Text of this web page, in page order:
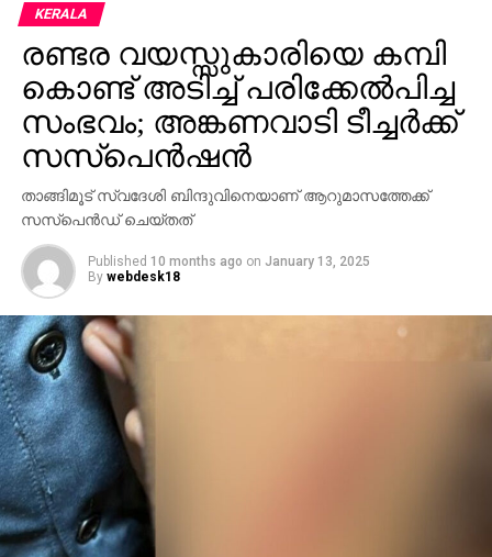
KERALA
രണ്ടര വയസ്സുകാരിയെ കമ്പി
കൊണ്ട് അടിച്ച് പരിക്കേല്‍പിച്ച
സംഭവം; അങ്കണവാടി ടീച്ചര്‍ക്ക്
സസ്‌പെന്‍ഷന്‍
താങ്ങിമൂട് സ്വദേശി ബിന്ദുവിനെയാണ് ആറുമാസത്തേക്ക്
സസ്‌പെന്‍ഡ് ചെയ്തത്
Published 10 months ago on January 13, 2025
By webdesk18